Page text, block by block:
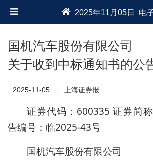
2025年11月05日 电
国机汽车股份有限公司
关于收到中标通知书的公
2025-11-05 上海证券报
证券代码：600335 证券简
告编号：临2025-43号
国机汽车股份有限公司